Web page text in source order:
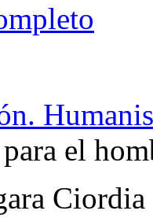
el
Ciordia